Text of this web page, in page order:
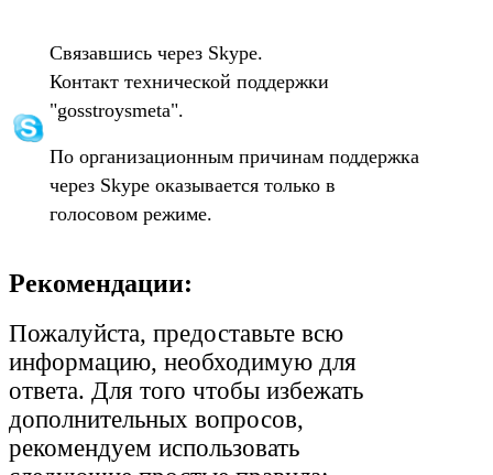
Связавшись через Skype.
Контакт технической поддержки
"gosstroysmeta".
По организационным причинам поддержка
через Skype оказывается только в
голосовом режиме.
Рекомендации:
Пожалуйста, предоставьте всю
информацию, необходимую для
ответа. Для того чтобы избежать
дополнительных вопросов,
рекомендуем использовать